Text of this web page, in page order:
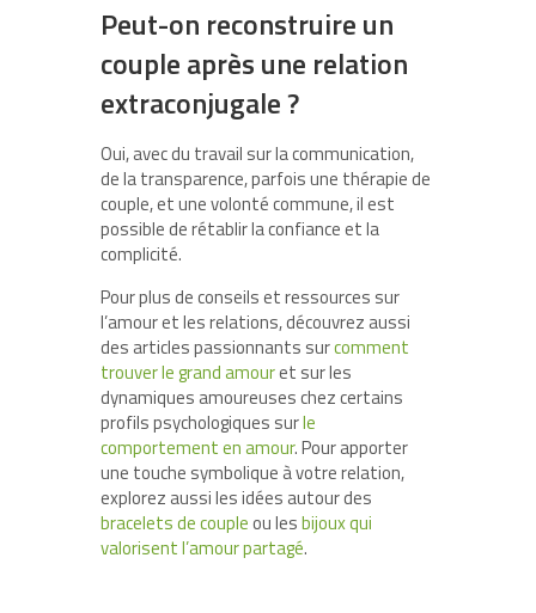
Peut-on reconstruire un
couple après une relation
extraconjugale ?
Oui, avec du travail sur la communication,
de la transparence, parfois une thérapie de
couple, et une volonté commune, il est
possible de rétablir la confiance et la
complicité.
Pour plus de conseils et ressources sur
l’amour et les relations, découvrez aussi
des articles passionnants surcomment
trouver le grand amouret sur les
dynamiques amoureuses chez certains
profils psychologiques surle
comportement en amour. Pour apporter
une touche symbolique à votre relation,
explorez aussi les idées autour des
bracelets de coupleou lesbijoux qui
valorisent l’amour partagé.